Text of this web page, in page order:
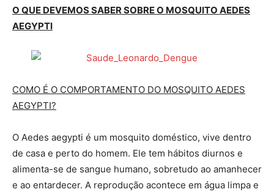
O QUE DEVEMOS SABER SOBRE O MOSQUITO AEDES
AEGYPTI
COMO É O COMPORTAMENTO DO MOSQUITO AEDES
AEGYPTI?
O Aedes aegypti é um mosquito doméstico, vive dentro
de casa e perto do homem. Ele tem hábitos diurnos e
alimenta-se de sangue humano, sobretudo ao amanhecer
e ao entardecer. A reprodução acontece em água limpa e